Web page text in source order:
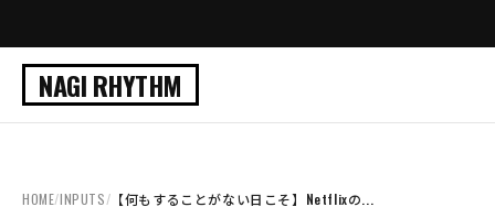
NAGI RHYTHM
HOME/INPUTS/ 【何もすることがない日こそ】Netflixの...